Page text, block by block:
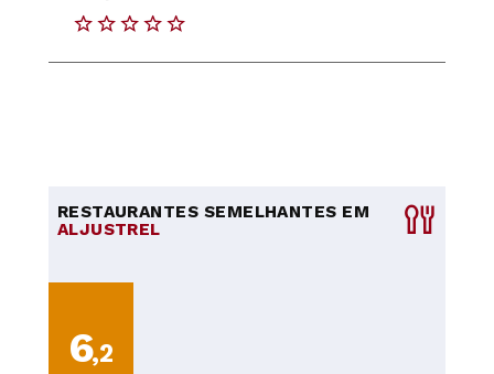
RESTAURANTES SEMELHANTES EM
ALJUSTREL
6,2